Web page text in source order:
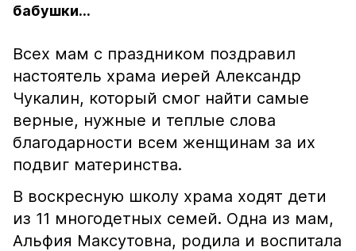
бабушки...
Всех мам с праздником поздравил
настоятель храма иерей Александр
Чукалин, который смог найти самые
верные, нужные и теплые слова
благодарности всем женщинам за их
подвиг материнства.
В воскресную школу храма ходят дети
из 11 многодетных семей. Одна из мам,
Альфия Максутовна, родила и воспитала